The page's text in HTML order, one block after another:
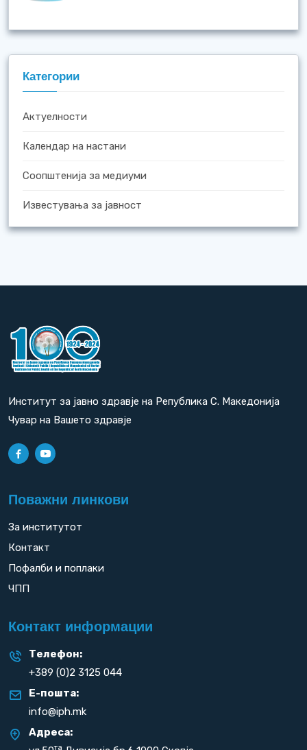
Категории
Актуелности
Календар на настани
Соопштенија за медиуми
Известувања за јавност
Институт за јавно здравје на Република С. Македонија
Чувар на Вашето здравје
Поважни линкови
За институтот
Контакт
Пофалби и поплаки
ЧПП
Контакт информации
Телефон:
+389 (0)2 3125 044
Е-пошта:
info@iph.mk
Адреса:
та